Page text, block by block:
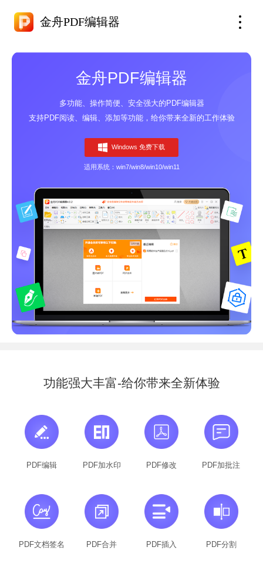
金舟PDF编辑器
金舟PDF编辑器
多功能、操作简便、安全强大的PDF编辑器
支持PDF阅读、编辑、添加等功能，给你带来全新的工作体验
Windows 免费下载
适用系统：win7/win8/win10/win11
功能强大丰富-给你带来全新体验
PDF编辑 PDF加水印 PDF修改 PDF加批注
PDF文档签名 PDF合并 PDF插入 PDF分割